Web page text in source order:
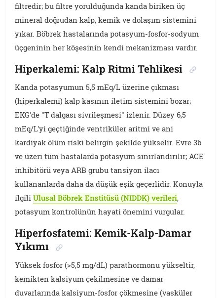
filtredir; bu filtre yorulduğunda kanda biriken üç
mineral doğrudan kalp, kemik ve dolaşım sistemini
yıkar. Böbrek hastalarında potasyum-fosfor-sodyum
üçgeninin her köşesinin kendi mekanizması vardır.
Hiperkalemi: Kalp Ritmi Tehlikesi
Kanda potasyumun 5,5 mEq/L üzerine çıkması
(hiperkalemi) kalp kasının iletim sistemini bozar;
EKG'de "T dalgası sivrileşmesi" izlenir. Düzey 6,5
mEq/L'yi geçtiğinde ventriküler aritmi ve ani
kardiyak ölüm riski belirgin şekilde yükselir. Evre 3b
ve üzeri tüm hastalarda potasyum sınırlandırılır; ACE
inhibitörü veya ARB grubu tansiyon ilacı
kullananlarda daha da düşük eşik geçerlidir. Konuyla
ilgiliUlusal Böbrek Enstitüsü (NIDDK) verileri,
potasyum kontrolünün hayati önemini vurgular.
Hiperfosfatemi: Kemik-Kalp-Damar
Yıkımı
Yüksek fosfor (>5,5 mg/dL) parathormonu yükseltir,
kemikten kalsiyum çekilmesine ve damar
duvarlarında kalsiyum-fosfor çökmesine (vasküler